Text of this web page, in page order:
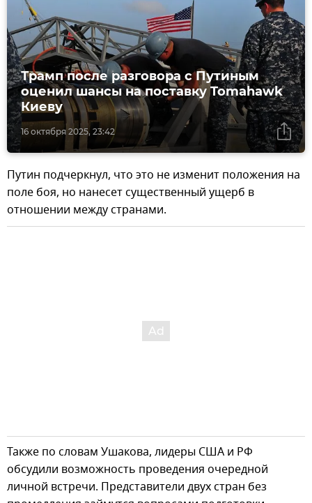
16 октября 2025, 23:42
Трамп после разговора с Путиным
оценил шансы на поставку Tomahawk
Киеву
Путин подчеркнул, что это не изменит положения на
поле боя, но нанесет существенный ущерб в
отношении между странами.
Также по словам Ушакова, лидеры США и РФ
обсудили возможность проведения очередной
личной встречи. Представители двух стран без